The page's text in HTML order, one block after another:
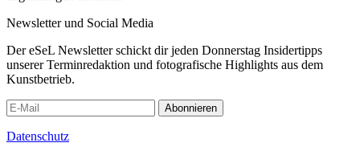
Newsletter und Social Media
Der eSeL Newsletter schickt dir jeden Donnerstag Insidertipps
unserer Terminredaktion und fotografische Highlights aus dem
Kunstbetrieb.
Abonnieren
Datenschutz